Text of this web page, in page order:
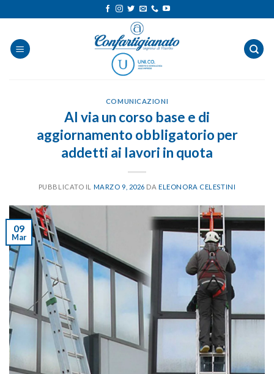
ai
contenuti
COMUNICAZIONI
Al via un corso base e di
aggiornamento obbligatorio per
addetti ai lavori in quota
PUBBLICATO IL MARZO 9, 2026 DAELEONORA CELESTINI
09
Mar